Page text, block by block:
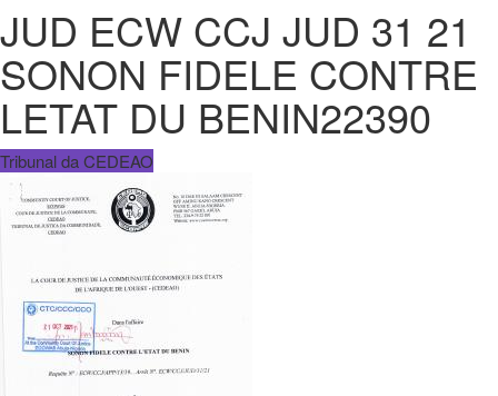
JUD ECW CCJ JUD 31 21
SONON FIDELE CONTRE
LETAT DU BENIN22390
Tribunal da CEDEAO